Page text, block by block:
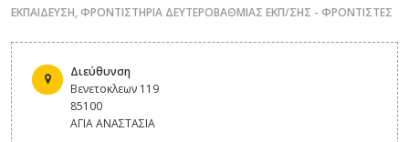
ΕΚΠΑΙΔΕΥΣΗ, ΦΡΟΝΤΙΣΤΗΡΙΑ ΔΕΥΤΕΡΟΒΑΘΜΙΑΣ ΕΚΠ/ΣΗΣ - ΦΡΟΝΤΙΣΤΕΣ
Διεύθυνση
Βενετοκλεων 119
85100
ΑΓΙΑ ΑΝΑΣΤΑΣΙΑ